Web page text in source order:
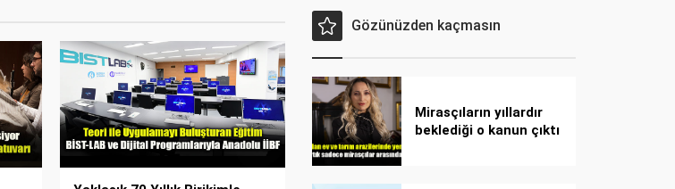
Gözünüzden kaçmasın
Mirasçıların yıllardır
beklediği o kanun çıktı